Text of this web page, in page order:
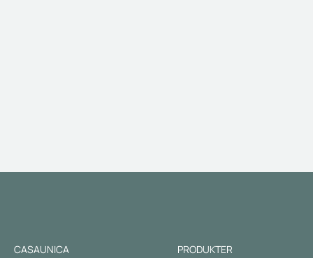
CASAUNICA PRODUKTER